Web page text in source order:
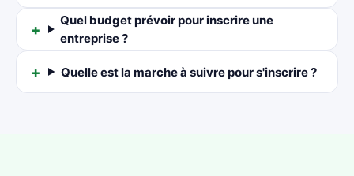
Quel budget prévoir pour inscrire une
entreprise ?
Quelle est la marche à suivre pour s'inscrire ?